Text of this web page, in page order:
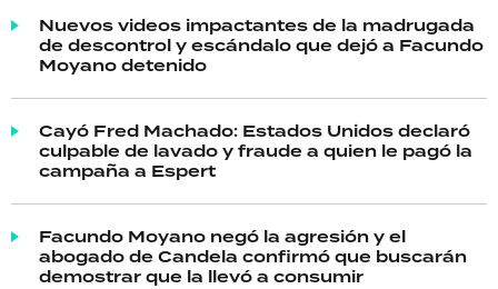
Nuevos videos impactantes de la madrugada
de descontrol y escándalo que dejó a Facundo
Moyano detenido
Cayó Fred Machado: Estados Unidos declaró
culpable de lavado y fraude a quien le pagó la
campaña a Espert
Facundo Moyano negó la agresión y el
abogado de Candela confirmó que buscarán
demostrar que la llevó a consumir